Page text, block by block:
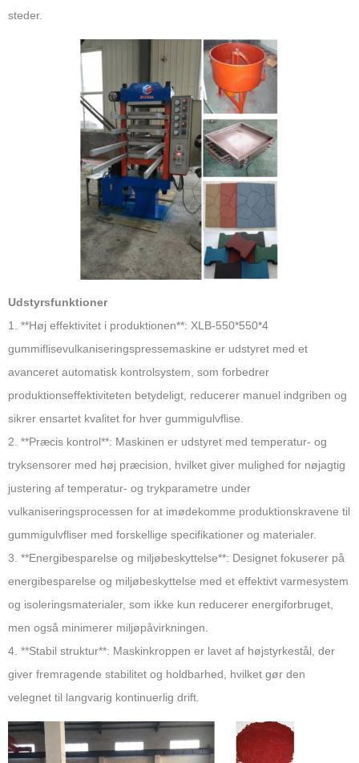
steder.
Udstyrsfunktioner
1. **Høj effektivitet i produktionen**: XLB-550*550*4
gummiflisevulkaniseringspressemaskine er udstyret med et
avanceret automatisk kontrolsystem, som forbedrer
produktionseffektiviteten betydeligt, reducerer manuel indgriben og
sikrer ensartet kvalitet for hver gummigulvflise.
2. **Præcis kontrol**: Maskinen er udstyret med temperatur- og
tryksensorer med høj præcision, hvilket giver mulighed for nøjagtig
justering af temperatur- og trykparametre under
vulkaniseringsprocessen for at imødekomme produktionskravene til
gummigulvfliser med forskellige specifikationer og materialer.
3. **Energibesparelse og miljøbeskyttelse**: Designet fokuserer på
energibesparelse og miljøbeskyttelse med et effektivt varmesystem
og isoleringsmaterialer, som ikke kun reducerer energiforbruget,
men også minimerer miljøpåvirkningen.
4. **Stabil struktur**: Maskinkroppen er lavet af højstyrkestål, der
giver fremragende stabilitet og holdbarhed, hvilket gør den
velegnet til langvarig kontinuerlig drift.